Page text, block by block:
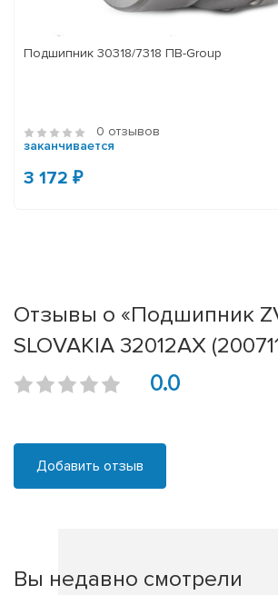
Подшипник 30318/7318 ПВ-Group
0 отзывов
заканчивается
3 172 ₽
Отзывы о «Подшипник
SLOVAKIA 32012AX
0.0
Добавить отзыв
Вы недавно смотрели